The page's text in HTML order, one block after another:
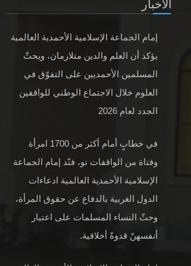
الأخبار
إمام الجماعة الإسلامية الأحمدية العالمية
يؤكد أن العلم والدين متلازمان، ويحثّ
المسلمين الأحمديين على التفوّق في
العلوم خلال الاجتماع الوطني للواقفين
الجدد لعام 2026
في خطابٍ أمام أكثر من 1700 امرأة
وفتاة من الواقفات نو، فنّد إمام الجماعة
الإسلامية الأحمدية العالمية ادعاءات
الدول الغربية بالدفاع عن حقوق المرأة،
وحثّ النساء المسلمات على اعتبار
أنفسهنّ قدوةً أخلاقية.